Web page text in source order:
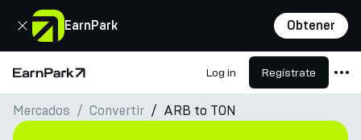
EarnPark Obtener
Cerrar
Página de inicio Log in Regístrate
Productos
Mercados Convertir ARB to TON